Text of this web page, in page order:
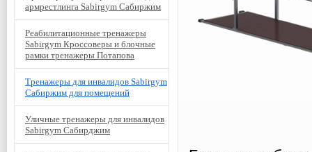
армрестлинга Sabirgym Сабиржим
Реабилитационные тренажеры
Sabirgym Кроссоверы и блочные
рамки тренажеры Потапова
Тренажеры для инвалидов Sabirgym
Сабиржим для помещений
Уличные тренажеры для инвалидов
Sabirgym Сабирджим